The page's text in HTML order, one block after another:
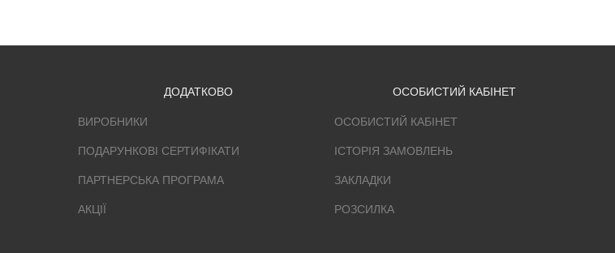
ДОДАТКОВО
ВИРОБНИКИ
ПОДАРУНКОВІ СЕРТИФІКАТИ
ПАРТНЕРСЬКА ПРОГРАМА
АКЦІЇ
ОСОБИСТИЙ КАБІНЕТ
ОСОБИСТИЙ КАБІНЕТ
ІСТОРІЯ ЗАМОВЛЕНЬ
ЗАКЛАДКИ
РОЗСИЛКА